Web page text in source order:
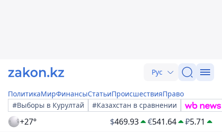
Рус
ПолитикаМирФинансыСтатьиПроисшествияПраво
#Выборы в Курултай
#Казахстан в сравнении
+27° $469.93 €541.64 ₽5.71